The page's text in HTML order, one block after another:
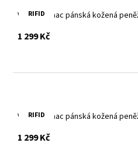
RIFID
Velká cognac pánská kožená
1 299 Kčs DPH
RIFID
Velká cognac pánská kožená
1 299 Kčs DPH